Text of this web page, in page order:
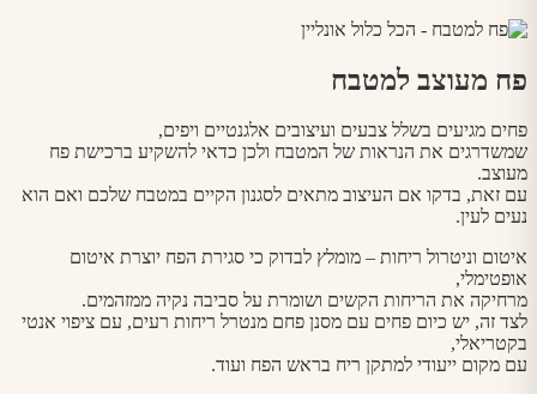
פח מעוצב למטבח
פחים מגיעים בשלל צבעים ועיצובים אלגנטיים ויפים,
שמשדרגים את הנראות של המטבח ולכן כדאי להשקיע ברכישת פח
מעוצב.
עם זאת, בדקו אם העיצוב מתאים לסגנון הקיים במטבח שלכם ואם הוא
נעים לעין.
איטום וניטרול ריחות – מומלץ לבדוק כי סגירת הפח יוצרת איטום
אופטימלי,
מרחיקה את הריחות הקשים ושומרת על סביבה נקיה ממזהמים.
לצד זה, יש כיום פחים עם מסנן פחם מנטרל ריחות רעים, עם ציפוי אנטי
בקטריאלי,
עם מקום ייעודי למתקן ריח בראש הפח ועוד.